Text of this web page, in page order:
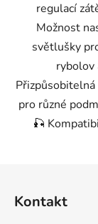
regulací
Možnost
světlušky
pro různé
🎣
Kontakt